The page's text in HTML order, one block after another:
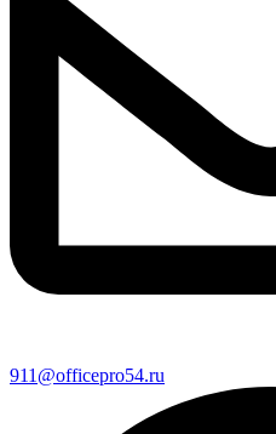
911@officepro54.ru